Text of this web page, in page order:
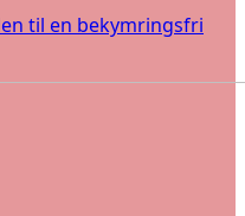
til en bekymringsfri